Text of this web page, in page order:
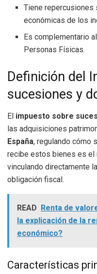
Tiene
económicas de los
Es complementario
Personas Físicas.
Definición del
sucesiones y
El impuesto sobre
las adquisiciones
España, regulando cómo
recibe estos bienes es
vinculando directamente
obligación fiscal.
READ Renta de
la explicación de la
económico?
Características